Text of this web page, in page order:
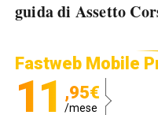
guida di Assetto
Fastweb Mobile
11 ,95€
/mese